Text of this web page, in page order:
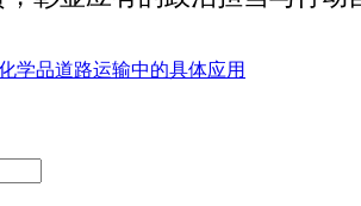
学品道路运输中的具体应用